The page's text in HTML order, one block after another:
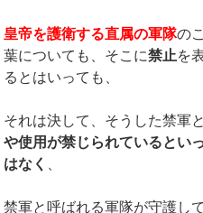
皇帝を護衛する直属の軍隊の
葉についても、そこに禁止を
るとはいっても、
それは決して、そうした禁軍
や使用が禁じられているとい
はなく 、
禁軍と呼ばれる軍隊が守護し